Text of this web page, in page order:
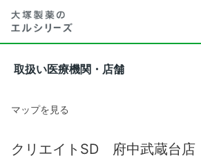
取扱い医療機関・店舗
マップを見る
クリエイトSD 府中武蔵台店